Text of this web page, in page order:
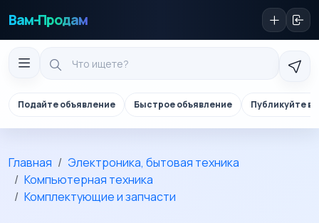
Вам-Продам
Подайте объявление Быстрое объявление Публикуйте в
Главная
Электроника, бытовая техника
Компьютерная техника
Комплектующие и запчасти